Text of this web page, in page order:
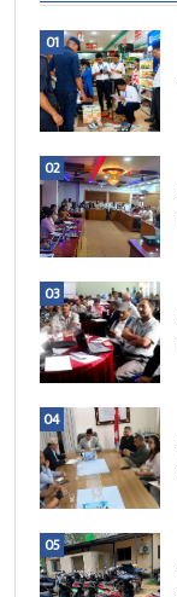
01
02
03
04
05